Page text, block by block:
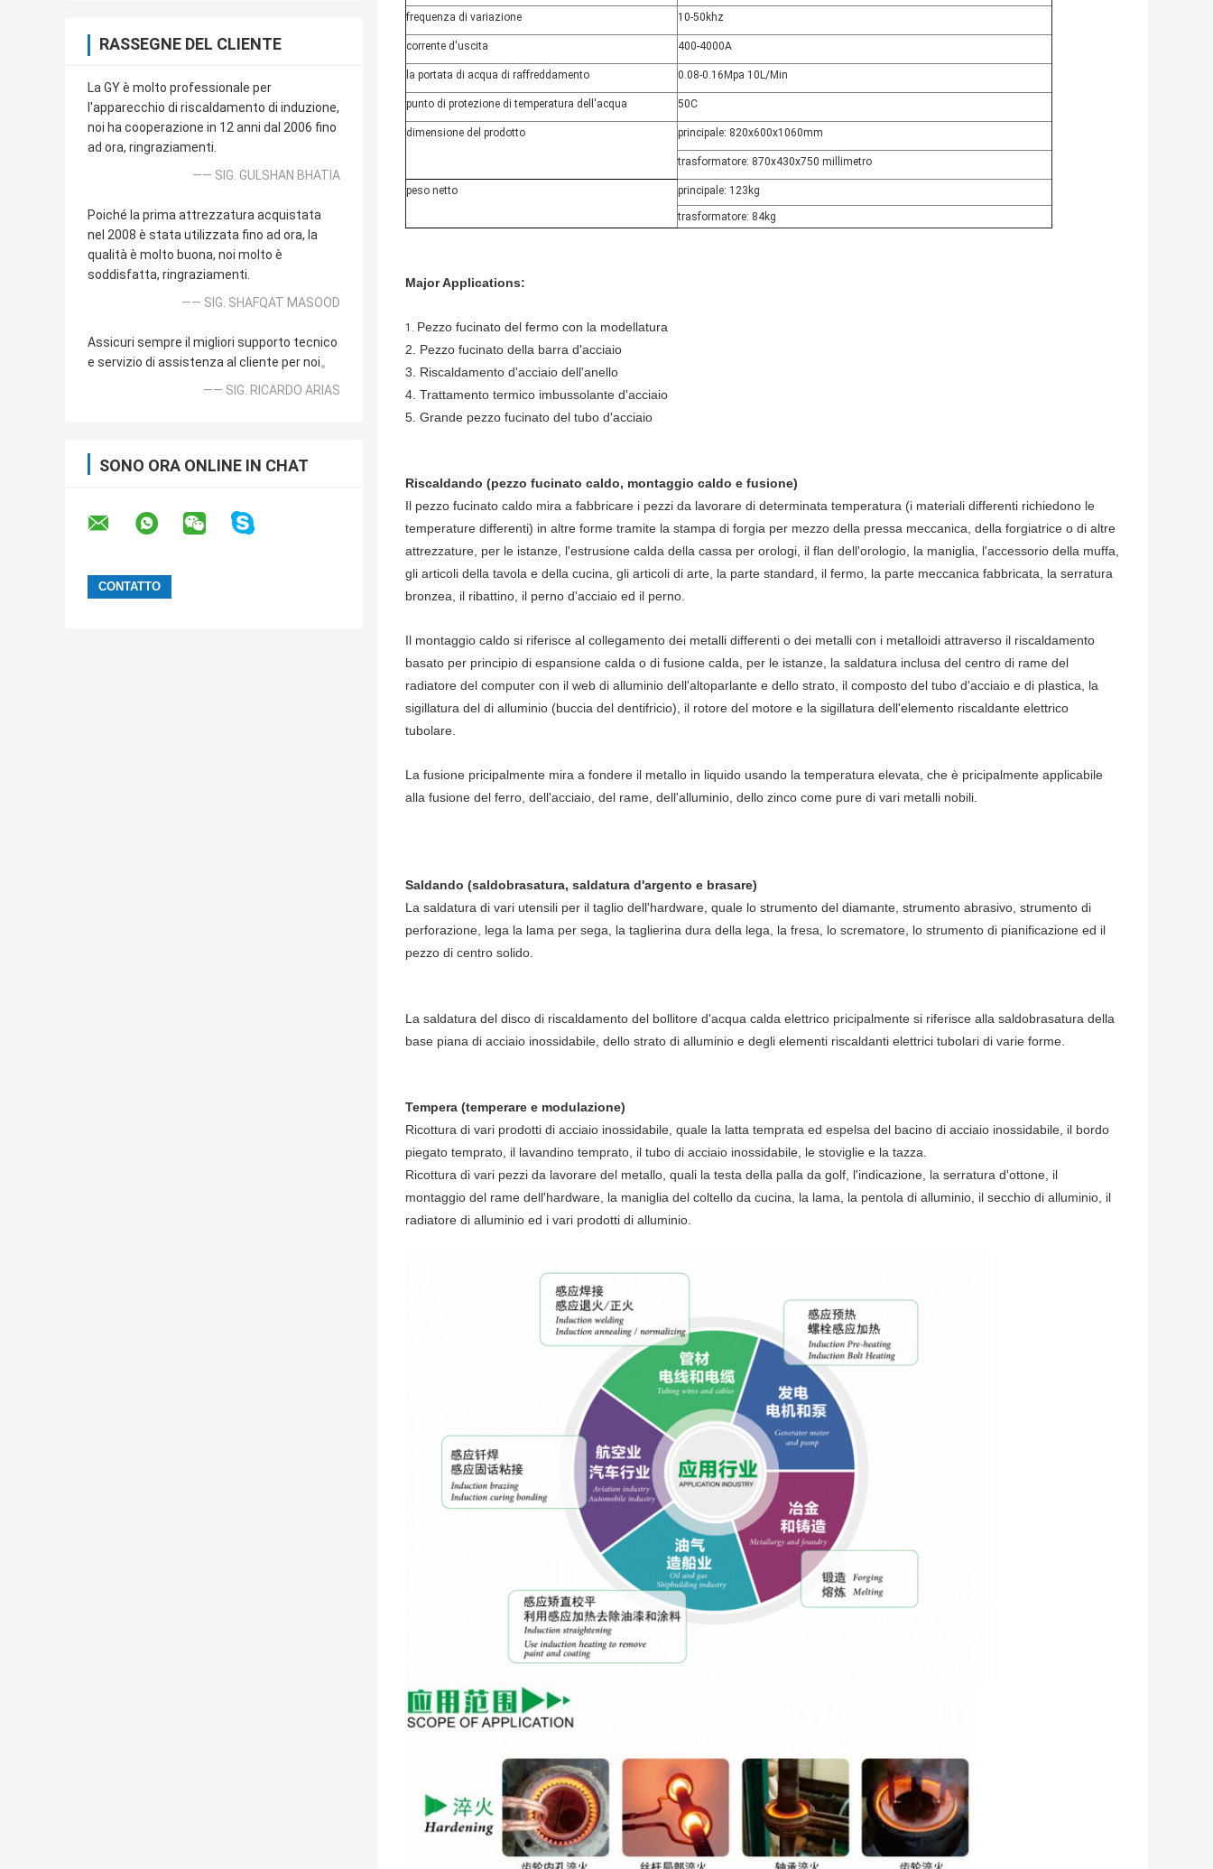
RASSEGNE DEL CLIENTE
La GY è molto professionale per
l'apparecchio di riscaldamento di induzione,
noi ha cooperazione in 12 anni dal 2006 fino
ad ora, ringraziamenti.
—— SIG. GULSHAN BHATIA
Poiché la prima attrezzatura acquistata
nel 2008 è stata utilizzata fino ad ora, la
qualità è molto buona, noi molto è
soddisfatta, ringraziamenti.
—— SIG. SHAFQAT MASOOD
Assicuri sempre il migliori supporto tecnico
e servizio di assistenza al cliente per noi。
—— SIG. RICARDO ARIAS
SONO ORA ONLINE IN CHAT
frequenza di variazione 10-50khz
corrente d'uscita 400-4000A
la portata di acqua di raffreddamento 0.08-0.16Mpa 10L/Min
punto di protezione di temperatura dell'acqua 50C
dimensione del prodotto principale: 820x600x1060mm
trasformatore: 870x430x750 millimetro
peso netto principale: 123kg
trasformatore: 84kg
Major Applications:
1. Pezzo fucinato del fermo con la modellatura
2. Pezzo fucinato della barra d'acciaio
3. Riscaldamento d'acciaio dell'anello
4. Trattamento termico imbussolante d'acciaio
5. Grande pezzo fucinato del tubo d'acciaio
Riscaldando (pezzo fucinato caldo, montaggio caldo e fusione)
Il pezzo fucinato caldo mira a fabbricare i pezzi da lavorare di determinata temperatura (i materiali differenti richiedono le
temperature differenti) in altre forme tramite la stampa di forgia per mezzo della pressa meccanica, della forgiatrice o di altre
attrezzature, per le istanze, l'estrusione calda della cassa per orologi, il flan dell'orologio, la maniglia, l'accessorio della muffa,
gli articoli della tavola e della cucina, gli articoli di arte, la parte standard, il fermo, la parte meccanica fabbricata, la serratura
bronzea, il ribattino, il perno d'acciaio ed il perno.
Il montaggio caldo si riferisce al collegamento dei metalli differenti o dei metalli con i metalloidi attraverso il riscaldamento
basato per principio di espansione calda o di fusione calda, per le istanze, la saldatura inclusa del centro di rame del
radiatore del computer con il web di alluminio dell'altoparlante e dello strato, il composto del tubo d'acciaio e di plastica, la
sigillatura del di alluminio (buccia del dentifricio), il rotore del motore e la sigillatura dell'elemento riscaldante elettrico
tubolare.
La fusione pricipalmente mira a fondere il metallo in liquido usando la temperatura elevata, che è pricipalmente applicabile
alla fusione del ferro, dell'acciaio, del rame, dell'alluminio, dello zinco come pure di vari metalli nobili.
Saldando (saldobrasatura, saldatura d'argento e brasare)
La saldatura di vari utensili per il taglio dell'hardware, quale lo strumento del diamante, strumento abrasivo, strumento di
perforazione, lega la lama per sega, la taglierina dura della lega, la fresa, lo scrematore, lo strumento di pianificazione ed il
pezzo di centro solido.
La saldatura del disco di riscaldamento del bollitore d'acqua calda elettrico pricipalmente si riferisce alla saldobrasatura della
base piana di acciaio inossidabile, dello strato di alluminio e degli elementi riscaldanti elettrici tubolari di varie forme.
Tempera (temperare e modulazione)
Ricottura di vari prodotti di acciaio inossidabile, quale la latta temprata ed espelsa del bacino di acciaio inossidabile, il bordo
piegato temprato, il lavandino temprato, il tubo di acciaio inossidabile, le stoviglie e la tazza.
Ricottura di vari pezzi da lavorare del metallo, quali la testa della palla da golf, l'indicazione, la serratura d'ottone, il
montaggio del rame dell'hardware, la maniglia del coltello da cucina, la lama, la pentola di alluminio, il secchio di alluminio, il
radiatore di alluminio ed i vari prodotti di alluminio.